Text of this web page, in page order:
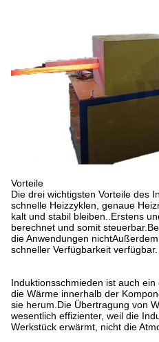
Vorteile
Die drei wichtigsten Vorteile des
schnelle Heizzyklen, genaue
kalt und stabil bleiben..Erstens
berechnet und somit
die Anwendungen
schneller Verfügbarkeit verfügbar.
Induktionsschmieden ist auch
die Wärme innerhalb der
sie herum.Die Übertragung von
wesentlich effizienter, weil die
Werkstück erwärmt, nicht die